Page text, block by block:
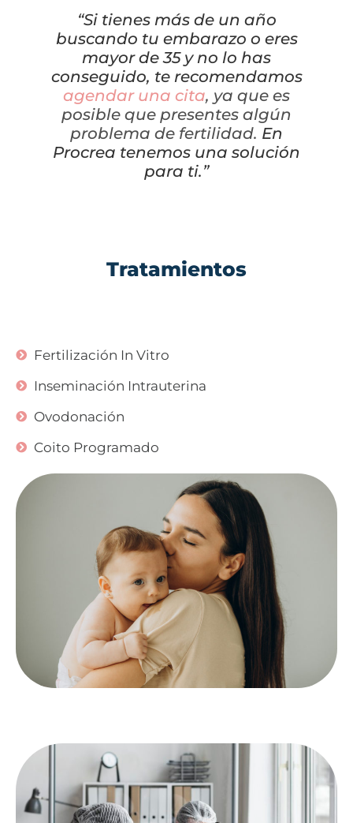
“Si tienes más de un año
buscando tu embarazo o eres
mayor de 35 y no lo has
conseguido, te recomendamos
agendar una cita, ya que es
posible que presentes algún
problema de fertilidad. En
Procrea tenemos una solución
para ti.”
Tratamientos
Fertilización In Vitro
Inseminación Intrauterina
Ovodonación
Coito Programado